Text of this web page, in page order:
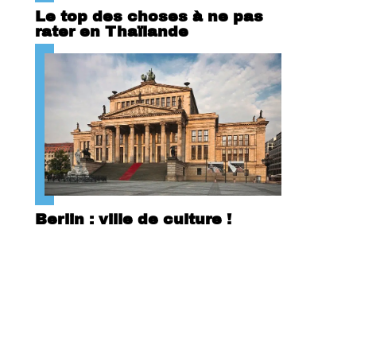
Le top des choses à ne pas
rater en Thaïlande
Berlin : ville de culture !